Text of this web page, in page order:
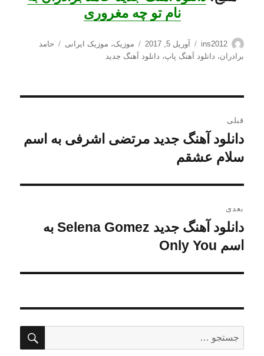
نام تو چه مغروری
نویسنده
ins2012
ارسال
شده
آوریل 5, 2017 دسته‌ها
موزیک، موزیک ایرانی برچسب‌ها
حامد
برادران، دانلود آهنگ پاپ، دانلود آهنگ جدید
نوشته
قبلی
نوشته
قبلی:
دانلود آهنگ جدید مرتضی اشرفی به اسم
سلام عشقم
بعدی
نوشته
بعدی:
دانلود آهنگ جدید Selena Gomez به
اسم Only You
برای: